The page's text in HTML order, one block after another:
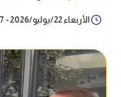
الأربعاء 22/يوليو/2026 - 02:47 م